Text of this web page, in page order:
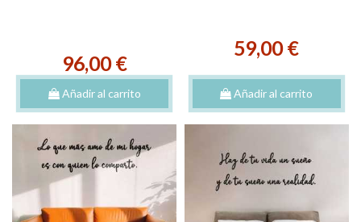
96,00 €
Añadir al carrito
59,00 €
Añadir al carrito